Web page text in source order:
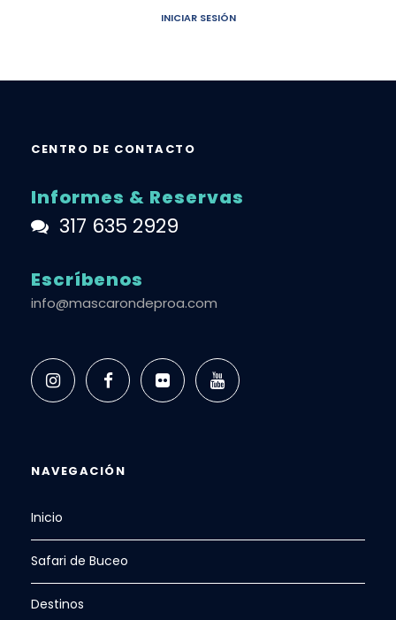
INICIAR SESIÓN
CENTRO DE CONTACTO
Informes & Reservas
317 635 2929
Escríbenos
info@mascarondeproa.com
NAVEGACIÓN
Inicio
Safari de Buceo
Destinos